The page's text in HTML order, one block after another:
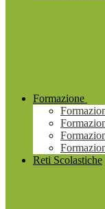
Formazione
Reti Scolastiche